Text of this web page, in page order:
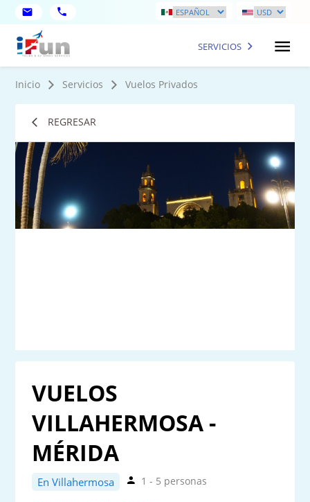
SERVICIOS
Inicio Servicios Vuelos Privados
REGRESAR
9
VUELOS
VILLAHERMOSA -
MÉRIDA
En Villahermosa 1 - 5 personas